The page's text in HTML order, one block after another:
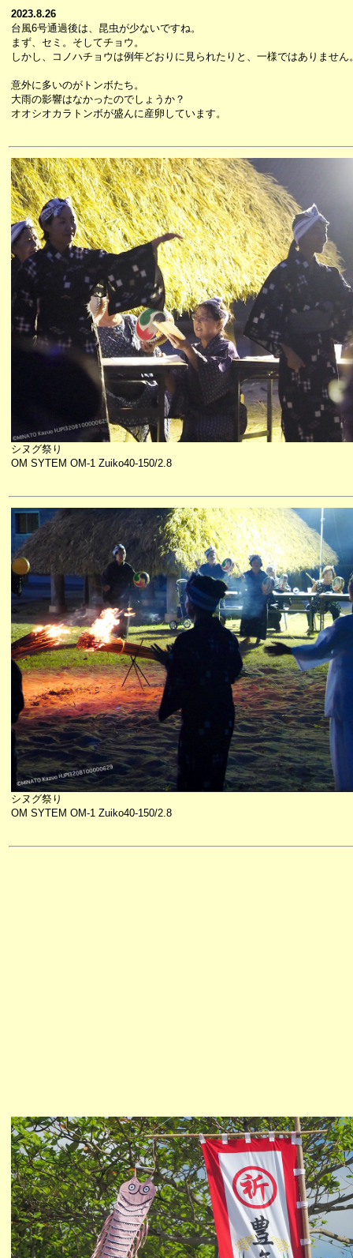
2023.8.26
台風6号通過後は、昆虫が少ないですね。
まず、セミ。そしてチョウ。
しかし、コノハチョウは例年どおりに見られたりと、一様ではありません
意外に多いのがトンボたち。
大雨の影響はなかったのでしょうか？
オオシオカラトンボが盛んに産卵しています。
シヌグ祭り
OM SYTEM OM-1 Zuiko40-150/2.8
シヌグ祭り
OM SYTEM OM-1 Zuiko40-150/2.8